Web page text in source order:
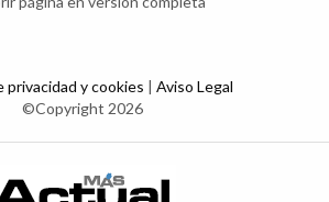
privacidad y cookies | Aviso Legal
©Copyright 2026